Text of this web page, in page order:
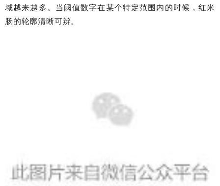
域越来越多。当阈值数字在某个特定范围内的时候，红米
肠的轮廓清晰可辨。